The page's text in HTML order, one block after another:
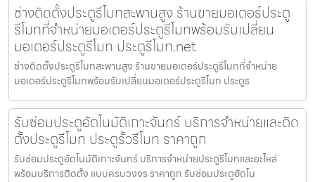
ช่างติดตั้งประตูรีโมทสะพานสูง ร้านขายมอเตอร์ประตู
รีโมทที่จำหน่ายมอเตอร์ประตูรีโมทพร้อมรับเปลี่ยน
มอเตอร์ประตูรีโมท ประตูรีโมท.net
ช่างติดตั้งประตูรีโมทสะพานสูง ร้านขายมอเตอร์ประตูรีโมทที่จำหน่าย
มอเตอร์ประตูรีโมทพร้อมรับเปลี่ยนมอเตอร์ประตูรีโมท ประตูร
รับซ่อมประตูอัตโนมัติเกาะจันทร์ บริการจำหน่ายและติด
ตั้งประตูรีโมท ประตูรั้วรีโมท ราคาถูก
รับซ่อมประตูอัตโนมัติเกาะจันทร์ บริการจำหน่ายประตูรีโมทและอะไหล่
พร้อมบริการติดตั้ง แบบครบวงจร ราคาถูก รับซ่อมประตูอัตโน